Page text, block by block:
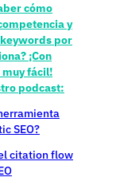
cómo
y
por
¡Con
muy fácil!
podcast:
SEO?
citation flow